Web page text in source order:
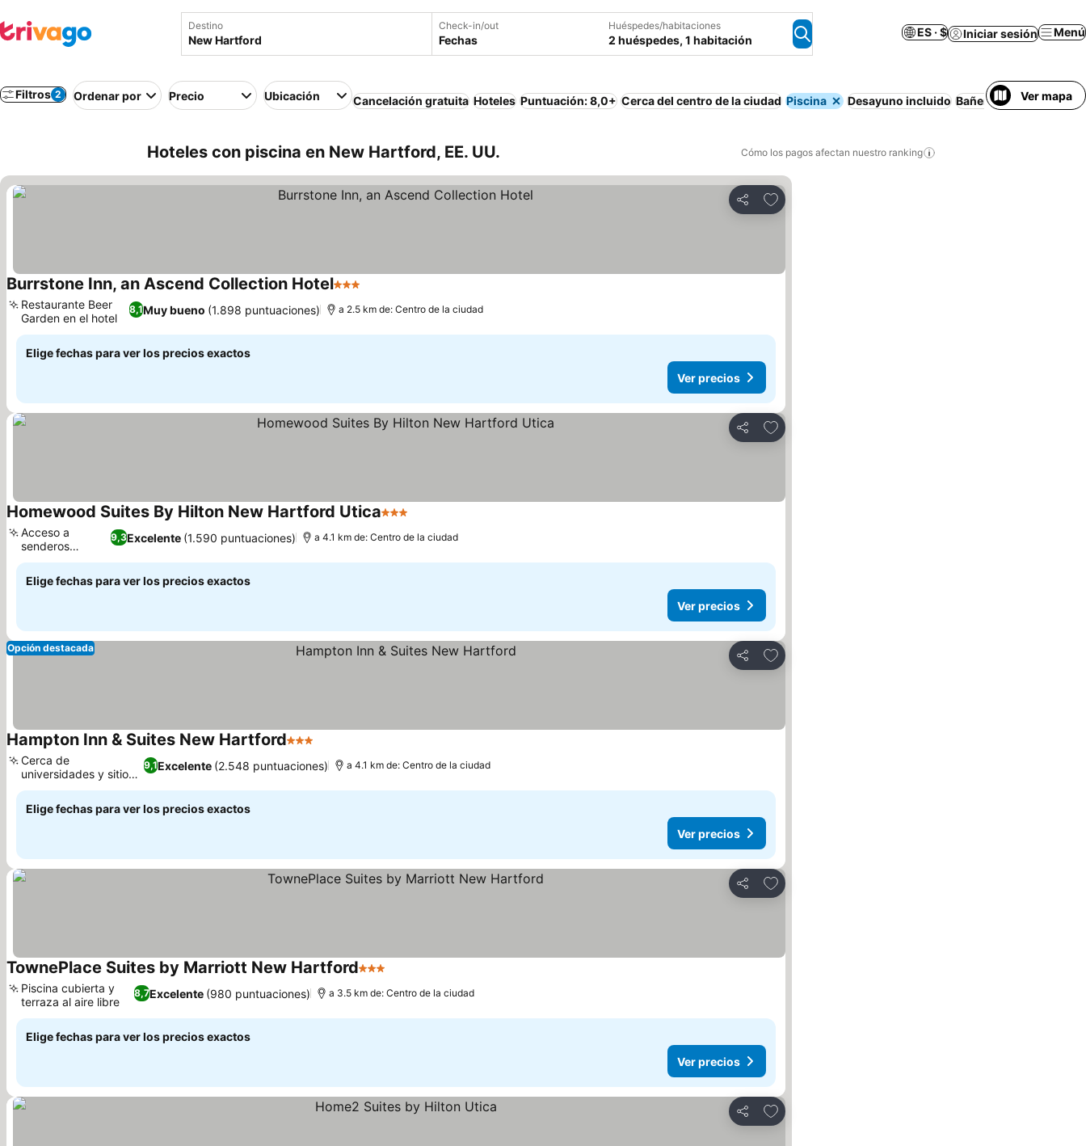
Destino Check-in/out
Fechas
Huéspedes/habitaciones
2 huéspedes, 1 habitación
ES · $ Iniciar sesión Menú
Filtros 2 Ordenar por Precio Ubicación Cancelación gratuita Hoteles Puntuación: 8,0+ Cerca del centro de la ciudad Piscina Desayuno incluido Bañera CocinaVer mapa
Hoteles con piscina en New Hartford, EE. UU. Cómo los pagos afectan nuestro ranking
Compartir
Agregar a favoritos
Burrstone Inn, an Ascend Collection Hotel3 Estrellas
8,1Muy bueno (1.898 puntuaciones)
Restaurante Beer
Garden en el hotel
a 2.5 km de: Centro de la ciudad
Elige fechas para ver los precios exactos
Ver precios
Compartir
Agregar a favoritos
Homewood Suites By Hilton New Hartford Utica3 Estrellas
9,3Excelente (1.590 puntuaciones)
Acceso a
senderos
naturales
a 4.1 km de: Centro de la ciudad
Elige fechas para ver los precios exactos
Ver precios
Compartir
Agregar a favoritos
Opción destacada
Hampton Inn & Suites New Hartford3 Estrellas
9,1Excelente (2.548 puntuaciones)
Cerca de
universidades y sitios
culturales
a 4.1 km de: Centro de la ciudad
Elige fechas para ver los precios exactos
Ver precios
Compartir
Agregar a favoritos
TownePlace Suites by Marriott New Hartford3 Estrellas
8,7Excelente (980 puntuaciones)
Piscina cubierta y
terraza al aire libre
a 3.5 km de: Centro de la ciudad
Elige fechas para ver los precios exactos
Ver precios
Compartir
Agregar a favoritos